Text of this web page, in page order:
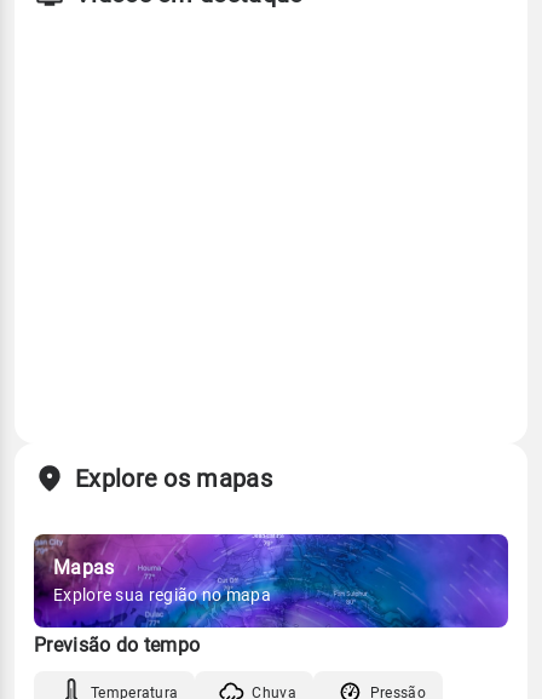
Explore os mapas
Mapas
Explore sua região no mapa
Previsão do tempo
Temperatura Chuva Pressão